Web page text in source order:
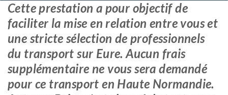
Cette prestation a pour objectif de
faciliter la mise en relation entre vous et
une stricte sélection de professionnels
du transport sur Eure. Aucun frais
supplémentaire ne vous sera demandé
pour ce transport en Haute Normandie.